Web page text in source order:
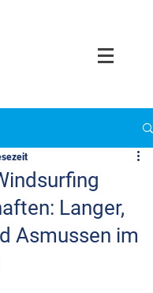
Langer,
Asmussen im